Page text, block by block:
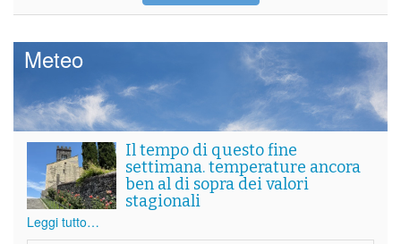
Meteo
Il tempo di questo fine
settimana. temperature ancora
ben al di sopra dei valori
stagionali
Leggi tutto…